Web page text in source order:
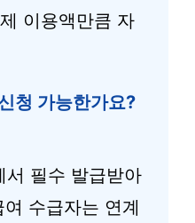
이용액만큼 자
청 가능한가요?
서 필수 발급받아
수급자는 연계